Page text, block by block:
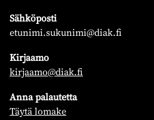
Sähköposti
etunimi.sukunimi@diak.fi
Kirjaamo
kirjaamo@diak.fi
Anna palautetta
Täytä lomake